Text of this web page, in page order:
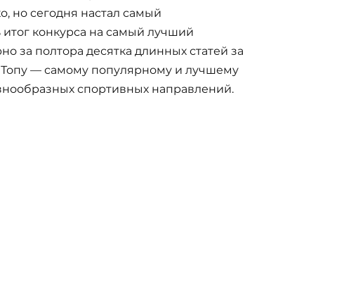
но сегодня настал самый
конкурса на самый лучший
за полтора десятка длинных статей за
— самому популярному и лучшему
спортивных направлений.